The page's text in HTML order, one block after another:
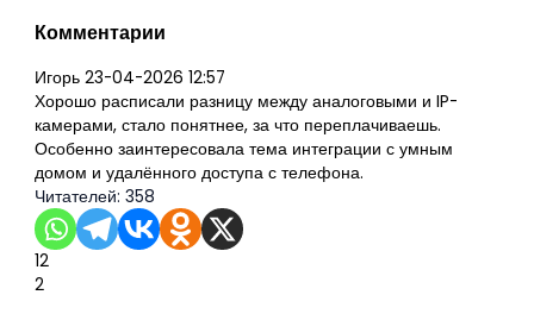
Комментарии
Игорь 23-04-2026 12:57
Хорошо расписали разницу между аналоговыми и IP-
камерами, стало понятнее, за что переплачиваешь.
Особенно заинтересовала тема интеграции с умным
домом и удалённого доступа с телефона.
Читателей: 358
12
2